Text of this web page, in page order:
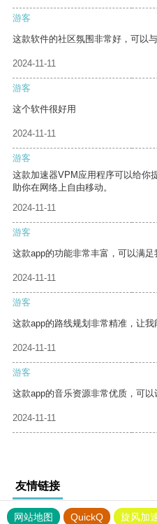
游客
这款软件的社区氛围非常好，可以
2024-11-11
游客
这个软件很好用
2024-11-11
游客
这款加速器VPM应用程序可以给你
助你在网络上自由移动。
2024-11-11
游客
这款app的功能非常丰富，可以满足
2024-11-11
游客
这款app的路线规划非常精准，让我
2024-11-11
游客
这款app的音乐资源非常优质，可以
2024-11-11
友情链接
网站地图 QuickQ 旋风加